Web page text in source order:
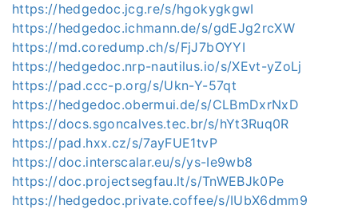
https://hedgedoc.jcg.re/s/hgokygkgwI
https://hedgedoc.ichmann.de/s/gdEJg2rcXW
https://md.coredump.ch/s/FjJ7bOYYI
https://hedgedoc.nrp-nautilus.io/s/XEvt-yZoLj
https://pad.ccc-p.org/s/Ukn-Y-57qt
https://hedgedoc.obermui.de/s/CLBmDxrNxD
https://docs.sgoncalves.tec.br/s/hYt3Ruq0R
https://pad.hxx.cz/s/7ayFUE1tvP
https://doc.interscalar.eu/s/ys-Ie9wb8
https://doc.projectsegfau.lt/s/TnWEBJk0Pe
https://hedgedoc.private.coffee/s/IUbX6dmm9